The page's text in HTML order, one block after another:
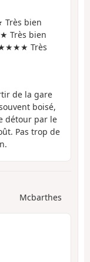
bien
Très bien
Très
de la gare
boisé,
détour par le
Pas trop de
Mcbarthes